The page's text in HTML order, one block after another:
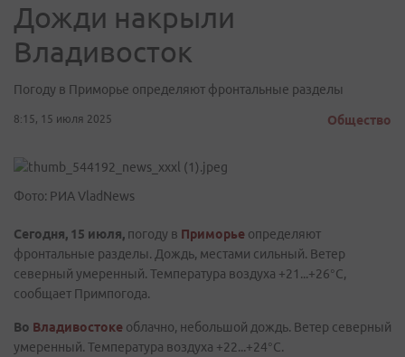
Дожди накрыли
Владивосток
Погоду в Приморье определяют фронтальные разделы
8:15, 15 июля 2025 Общество
Фото: РИА VladNews
Сегодня, 15 июля, погоду в Приморье определяют
фронтальные разделы. Дождь, местами сильный. Ветер
северный умеренный. Температура воздуха +21...+26°C,
сообщает Примпогода.
Во Владивостоке облачно, небольшой дождь. Ветер северный
умеренный. Температура воздуха +22...+24°C.